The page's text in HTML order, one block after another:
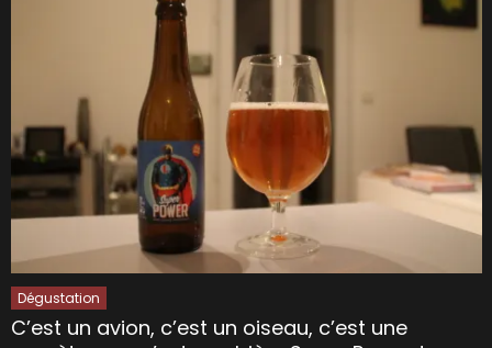
Dégustation
C’est un avion, c’est un oiseau, c’est une